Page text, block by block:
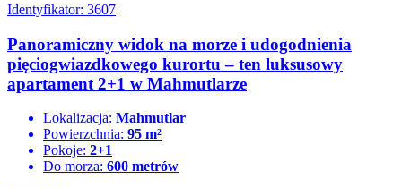
Identyfikator: 3607
Panoramiczny widok na morze i udogodnienia
pięciogwiazdkowego kurortu – ten luksusowy
apartament 2+1 w Mahmutlarze
Lokalizacja: Mahmutlar
Powierzchnia: 95 m²
Pokoje: 2+1
Do morza: 600 metrów